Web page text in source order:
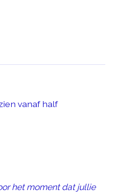
vanaf half
het moment dat jullie